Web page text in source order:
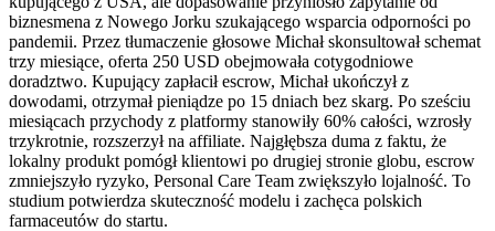
biznesmena z Nowego Jorku szukającego wsparcia odporności po
pandemii. Przez tłumaczenie głosowe Michał skonsultował schemat
trzy miesiące, oferta 250 USD obejmowała cotygodniowe
doradztwo. Kupujący zapłacił escrow, Michał ukończył z
dowodami, otrzymał pieniądze po 15 dniach bez skarg. Po sześciu
miesiącach przychody z platformy stanowiły 60% całości, wzrosły
trzykrotnie, rozszerzył na affiliate. Najgłębsza duma z faktu, że
lokalny produkt pomógł klientowi po drugiej stronie globu, escrow
zmniejszyło ryzyko, Personal Care Team zwiększyło lojalność. To
studium potwierdza skuteczność modelu i zachęca polskich
farmaceutów do startu.